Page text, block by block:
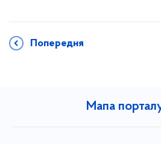
Попередня
Мапа